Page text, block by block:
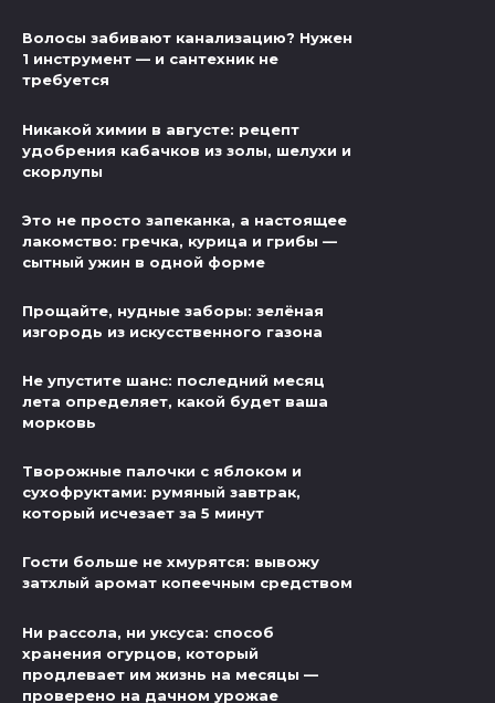
Волосы забивают канализацию? Нужен
1 инструмент — и сантехник не
требуется
Никакой химии в августе: рецепт
удобрения кабачков из золы, шелухи и
скорлупы
Это не просто запеканка, а настоящее
лакомство: гречка, курица и грибы —
сытный ужин в одной форме
Прощайте, нудные заборы: зелёная
изгородь из искусственного газона
Не упустите шанс: последний месяц
лета определяет, какой будет ваша
морковь
Творожные палочки с яблоком и
сухофруктами: румяный завтрак,
который исчезает за 5 минут
Гости больше не хмурятся: вывожу
затхлый аромат копеечным средством
Ни рассола, ни уксуса: способ
хранения огурцов, который
продлевает им жизнь на месяцы —
проверено на дачном урожае